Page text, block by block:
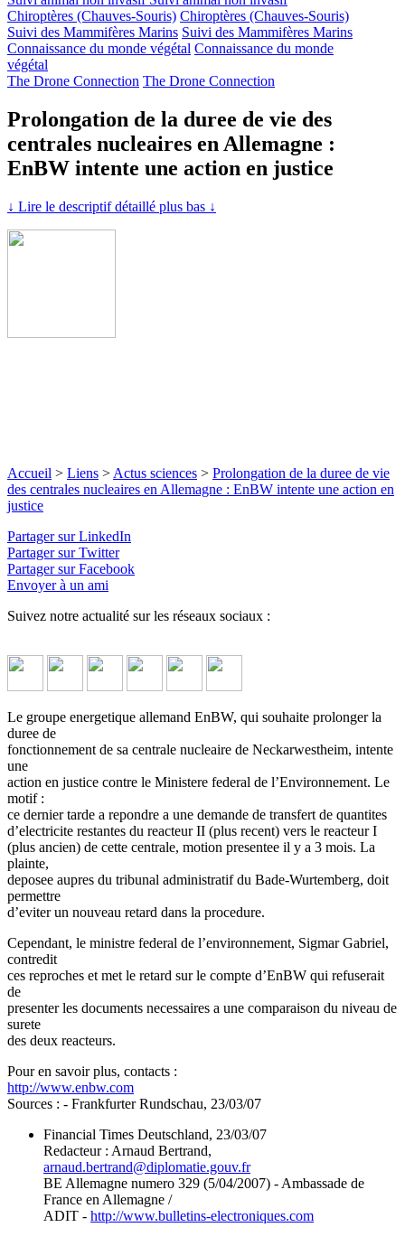
Chiroptères (Chauves-Souris) Chiroptères (Chauves-Souris)
Suivi des Mammifères Marins Suivi des Mammifères Marins
Connaissance du monde végétal Connaissance du monde
végétal
The Drone Connection The Drone Connection
Prolongation de la duree de vie des
centrales nucleaires en Allemagne :
EnBW intente une action en justice
↓ Lire le descriptif détaillé plus bas ↓
Accueil > Liens > Actus sciences > Prolongation de la duree de vie
des centrales nucleaires en Allemagne : EnBW intente une action en
justice
Partager sur LinkedIn
Partager sur Twitter
Partager sur Facebook
Envoyer à un ami
Suivez notre actualité sur les réseaux sociaux :
Le groupe energetique allemand EnBW, qui souhaite prolonger la
duree de
fonctionnement de sa centrale nucleaire de Neckarwestheim, intente
une
action en justice contre le Ministere federal de l’Environnement. Le
motif :
ce dernier tarde a repondre a une demande de transfert de quantites
d’electricite restantes du reacteur II (plus recent) vers le reacteur I
(plus ancien) de cette centrale, motion presentee il y a 3 mois. La
plainte,
deposee aupres du tribunal administratif du Bade-Wurtemberg, doit
permettre
d’eviter un nouveau retard dans la procedure.
Cependant, le ministre federal de l’environnement, Sigmar Gabriel,
contredit
ces reproches et met le retard sur le compte d’EnBW qui refuserait
de
presenter les documents necessaires a une comparaison du niveau de
surete
des deux reacteurs.
Pour en savoir plus, contacts :
http://www.enbw.com
Sources : - Frankfurter Rundschau, 23/03/07
Financial Times Deutschland, 23/03/07
Redacteur : Arnaud Bertrand,
arnaud.bertrand@diplomatie.gouv.fr
BE Allemagne numero 329 (5/04/2007) - Ambassade de
France en Allemagne /
ADIT - http://www.bulletins-electroniques.com